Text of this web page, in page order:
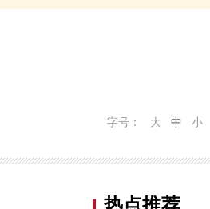
字号： 大 中 小